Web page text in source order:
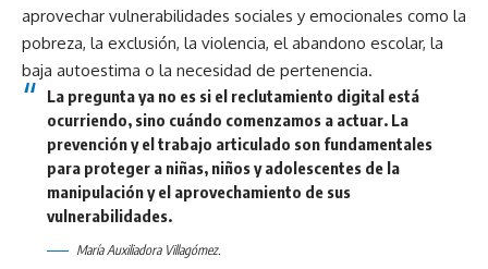
aprovechar vulnerabilidades sociales y emocionales como la
pobreza, la exclusión, la violencia, el abandono escolar, la
baja autoestima o la necesidad de pertenencia.
La pregunta ya no es si el reclutamiento digital está
ocurriendo, sino cuándo comenzamos a actuar. La
prevención y el trabajo articulado son fundamentales
para proteger a niñas, niños y adolescentes de la
manipulación y el aprovechamiento de sus
vulnerabilidades.
María Auxiliadora Villagómez.